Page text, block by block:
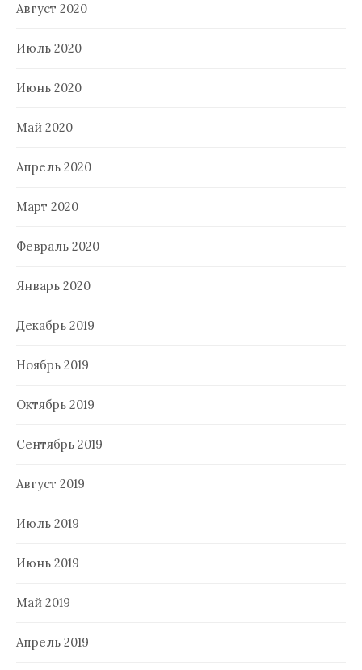
Август 2020
Июль 2020
Июнь 2020
Май 2020
Апрель 2020
Март 2020
Февраль 2020
Январь 2020
Декабрь 2019
Ноябрь 2019
Октябрь 2019
Сентябрь 2019
Август 2019
Июль 2019
Июнь 2019
Май 2019
Апрель 2019